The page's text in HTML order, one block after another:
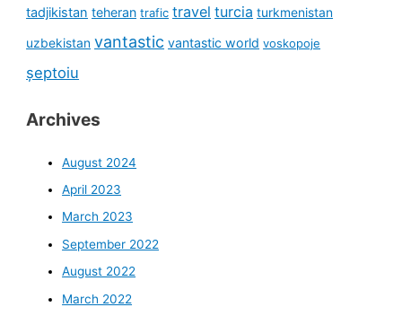
tadjikistan teheran trafic travel turcia turkmenistan
uzbekistan vantastic vantastic world voskopoje
șeptoiu
Archives
August 2024
April 2023
March 2023
September 2022
August 2022
March 2022